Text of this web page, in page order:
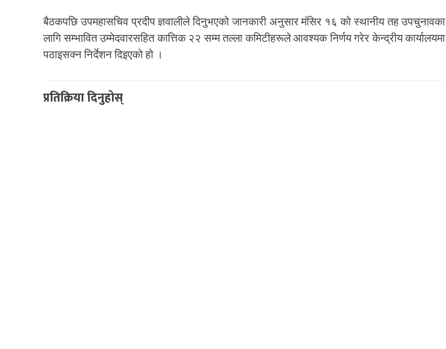
बैठकपछि उपमहासचिव प्रदीप ज्ञवालीले दिनुभएको जानकारी अनुसार मंसिर १६ को स्थानीय तह उपचुनावका
लागि सम्भावित उम्मेदवारसहित कात्तिक २२ सम्म तल्ला कमिटीहरूले आवश्यक निर्णय गरेर केन्द्रीय कार्यालयमा
पठाइसक्न निर्देशन दिइएको हो ।
प्रतिक्रिया दिनुहोस्